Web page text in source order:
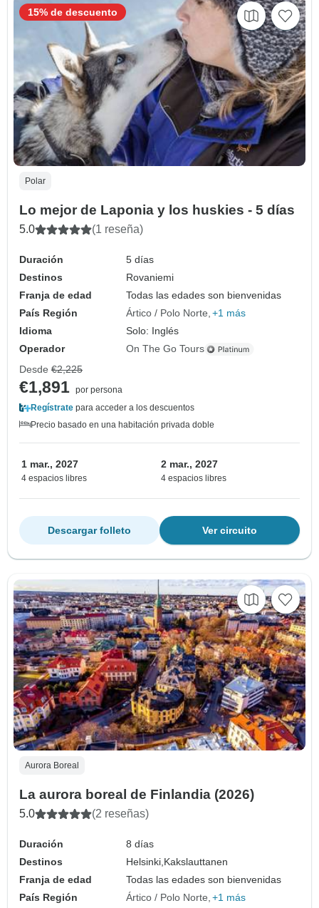
Polar
Lo mejor de Laponia y los huskies - 5 días
5.0 (1 reseña)
Duración
5 días
Destinos
Rovaniemi
Franja de edad
Todas las edades son bienvenidas
País Región
Ártico / Polo Norte +1 más
Idioma
Solo: Inglés
Operador
On The Go Tours
15% de descuento
Desde €2,225
€1,891 por persona
Regístrate para acceder a los descuentos
Precio basado en una habitación privada doble
1 mar., 2027
4 espacios libres
2 mar., 2027
4 espacios libres
Ver circuito
Descargar folleto
Aurora Boreal
La aurora boreal de Finlandia (2026)
5.0 (2 reseñas)
Duración
8 días
Destinos
Helsinki, Kakslauttanen
Franja de edad
Todas las edades son bienvenidas
País Región
Ártico / Polo Norte +1 más